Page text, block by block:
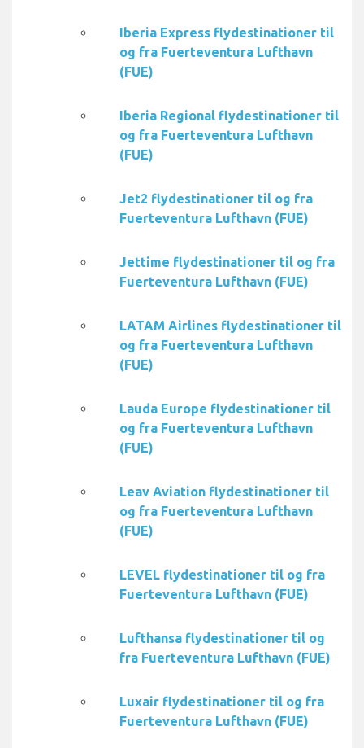
Iberia Express flydestinationer til
og fra Fuerteventura Lufthavn
(FUE)
Iberia Regional flydestinationer til
og fra Fuerteventura Lufthavn
(FUE)
Jet2 flydestinationer til og fra
Fuerteventura Lufthavn (FUE)
Jettime flydestinationer til og fra
Fuerteventura Lufthavn (FUE)
LATAM Airlines flydestinationer til
og fra Fuerteventura Lufthavn
(FUE)
Lauda Europe flydestinationer til
og fra Fuerteventura Lufthavn
(FUE)
Leav Aviation flydestinationer til
og fra Fuerteventura Lufthavn
(FUE)
LEVEL flydestinationer til og fra
Fuerteventura Lufthavn (FUE)
Lufthansa flydestinationer til og
fra Fuerteventura Lufthavn (FUE)
Luxair flydestinationer til og fra
Fuerteventura Lufthavn (FUE)